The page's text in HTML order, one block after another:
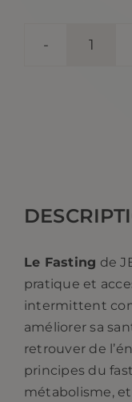
Le Fasting de
pratique et
intermittent
améliorer sa
retrouver de
principes du
métabolisme,